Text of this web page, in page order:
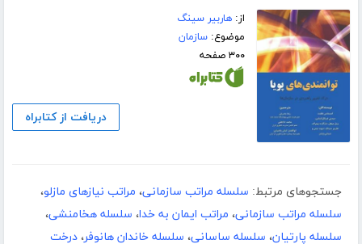
از:هاربیر سینگ
موضوع:سازمان
۳۰۰ صفحه
دریافت از کتابراه
جستجوهای مرتبط: سلسله مراتب سازمانی، مراتب نیازهای مازلو،
سلسله مراتب سازمانی، مراتب ایمان به خدا، سلسله هخامنشی،
سلسله پارتیان، سلسله ساسانی، سلسله خاندان هانوفر، درخت